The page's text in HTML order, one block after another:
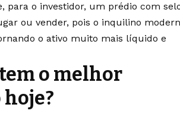
para o investidor, um prédio com
ou vender, pois o inquilino
o ativo muito mais líquido e
o melhor